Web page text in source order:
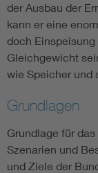
der Ausbau der
kann er eine
doch
Gleichgewicht
wie Speicher und
Grundlagen
Grundlage für
Szenarien und
und Ziele der